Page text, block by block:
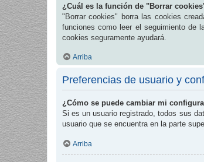
¿Cuál es la función de "Borrar
"Borrar cookies" borra las cookies
funciones como leer el seguimiento de
cookies seguramente ayudará.
Arriba
Preferencias de usuario y
¿Cómo se puede cambiar mi
Si es un usuario registrado, todos sus
usuario que se encuentra en la parte
Arriba